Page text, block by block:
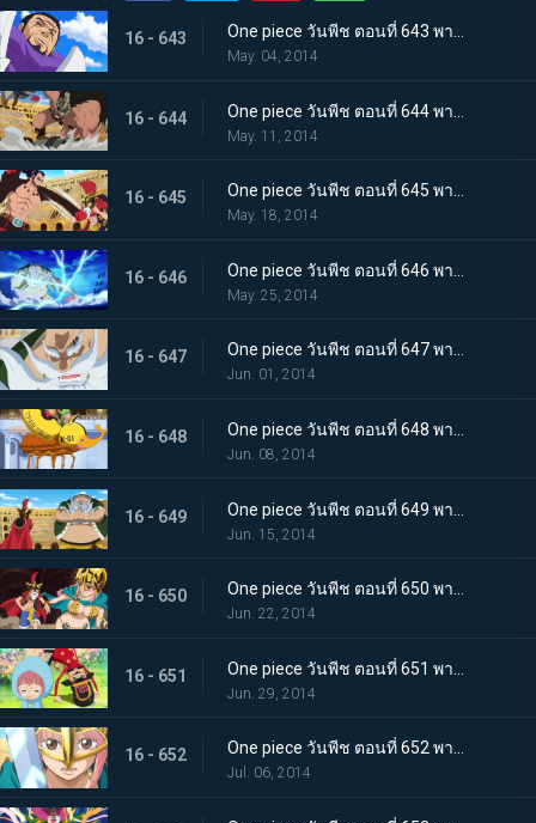
16 - 643
May. 04, 2014
16 - 644
May. 11, 2014
16 - 645 One piece วันพีช ตอนที่ 645 พากย์ไทย ระเบิดปืนใหญ่ทำลายล้าง! ลูซี่เจอวิกฤติ
May. 18, 2014
16 - 646
May. 25, 2014
16 - 647 One piece วันพีช ตอนที่ 647 พากย์ไทย แสงและเงา ความมืดที่แฝงตัวอยู่ในเดรสโรซ่า!
Jun. 01, 2014
16 - 648
Jun. 08, 2014
16 - 649
Jun. 15, 2014
16 - 650
Jun. 22, 2014
16 - 651
Jun. 29, 2014
16 - 652 One piece วันพีช ตอนที่ 652 พากย์ไทย สมรภูมิสุดท้าย บล็อก D เปิดฉากการต่อสู้
Jul. 06, 2014